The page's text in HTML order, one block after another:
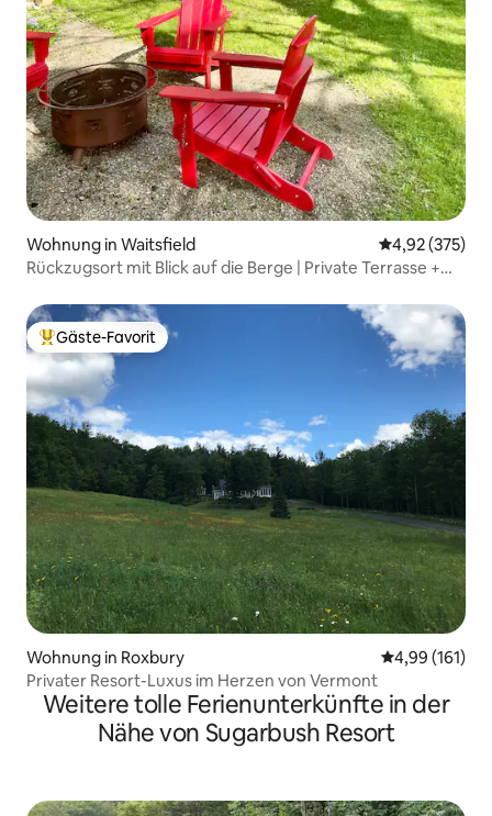
Wohnung in Waitsfield
4,92 (375)
Rückzugsort mit Blick auf die Berge | Private Terrasse +
Beliebter Gäste-Favorit.
Gäste-Favorit
Wohnung in Roxbury
4,99 (161)
Privater Resort-Luxus im Herzen von Vermont
Weitere tolle Ferienunterkünfte in der
Nähe von Sugarbush Resort